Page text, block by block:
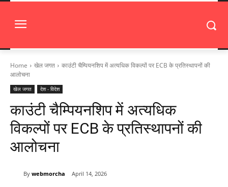
Home खेल जगत
काउंटी चैम्पियनशिप में अत्यधिक विकल्पों पर ECB के प्रतिस्थापनों की
आलोचना
खेल जगत देश - विदेश
काउंटी चैम्पियनशिप में अत्यधिक
विकल्पों पर ECB के प्रतिस्थापनों की
आलोचना
By webmorcha April 14, 2026